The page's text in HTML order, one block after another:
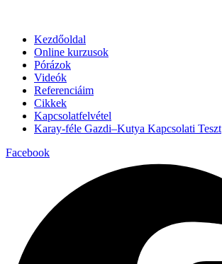
Kezdőoldal
Online kurzusok
Pórázok
Videók
Referenciáim
Cikkek
Kapcsolatfelvétel
Karay-féle Gazdi–Kutya Kapcsolati Teszt
Facebook